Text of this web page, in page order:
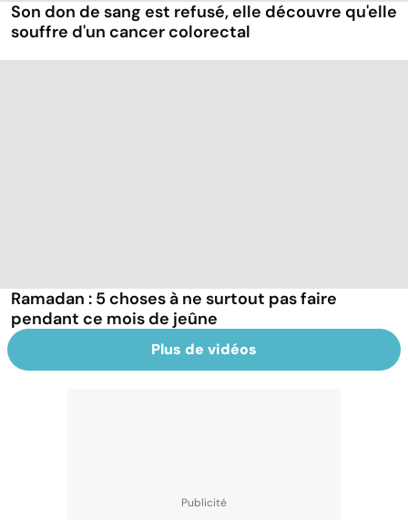
Son don de sang est refusé, elle découvre qu'elle
souffre d'un cancer colorectal
Ramadan : 5 choses à ne surtout pas faire
pendant ce mois de jeûne
Plus de vidéos